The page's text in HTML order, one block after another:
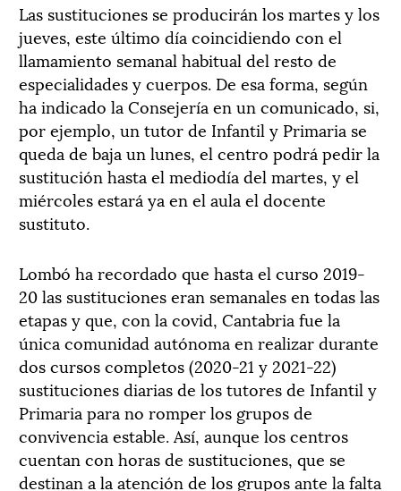
Las sustituciones se producirán los martes y los
jueves, este último día coincidiendo con el
llamamiento semanal habitual del resto de
especialidades y cuerpos. De esa forma, según
ha indicado la Consejería en un comunicado, si,
por ejemplo, un tutor de Infantil y Primaria se
queda de baja un lunes, el centro podrá pedir la
sustitución hasta el mediodía del martes, y el
miércoles estará ya en el aula el docente
sustituto.
Lombó ha recordado que hasta el curso 2019-
20 las sustituciones eran semanales en todas las
etapas y que, con la covid, Cantabria fue la
única comunidad autónoma en realizar durante
dos cursos completos (2020-21 y 2021-22)
sustituciones diarias de los tutores de Infantil y
Primaria para no romper los grupos de
convivencia estable. Así, aunque los centros
cuentan con horas de sustituciones, que se
destinan a la atención de los grupos ante la falta